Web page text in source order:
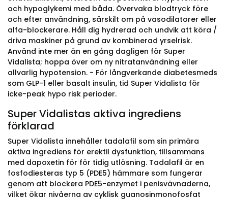
och hypoglykemi med båda. Övervaka blodtryck före
och efter användning, särskilt om på vasodilatorer eller
alfa-blockerare. Håll dig hydrerad och undvik att köra /
driva maskiner på grund av kombinerad yrselrisk.
Använd inte mer än en gång dagligen för Super
Vidalista; hoppa över om ny nitratanvändning eller
allvarlig hypotension. - För långverkande diabetesmeds
som GLP-1 eller basalt insulin, tid Super Vidalista för
icke-peak hypo risk perioder.
Super Vidalistas aktiva ingrediens
förklarad
Super Vidalista innehåller tadalafil som sin primära
aktiva ingrediens för erektil dysfunktion, tillsammans
med dapoxetin för för tidig utlösning. Tadalafil är en
fosfodiesteras typ 5 (PDE5) hämmare som fungerar
genom att blockera PDE5-enzymet i penisvävnaderna,
vilket ökar nivåerna av cyklisk guanosinmonofosfat